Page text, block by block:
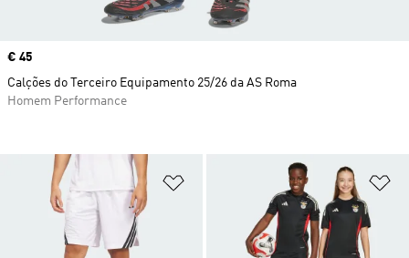
Adicionar à Lista de Desejos
Price
€ 45
Calções do Terceiro Equipamento 25/26 da AS Roma
Homem Performance